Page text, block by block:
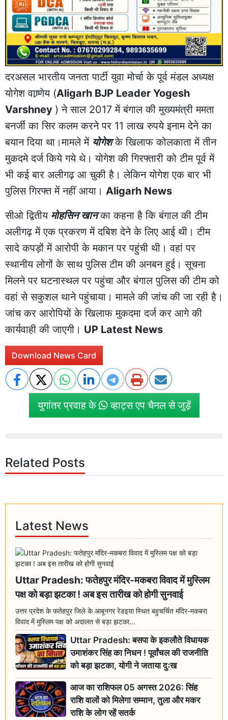
दरअसल भारतीय जनता पार्टी युवा मोर्चा के पूर्व मंडल अध्यक्ष
योगेश वाष्र्णेय (Aligarh BJP Leader Yogesh
Varshney ) ने साल 2017 में बंगाल की मुख्यमंत्री ममता
बनर्जी का सिर कलम करने पर 11 लाख रुपये इनाम देने का
बयान दिया था।मामले में योगेशके खिलाफ कोलकाता में तीन
मुकदमे दर्ज किये गये थे। योगेश की गिरफ्तारी को टीम पूर्व में
भी कई बार अलीगढ़ आ चुकी है। लेकिन योगेश एक बार भी
पुलिस गिरफ्त में नहीं आया। Aligarh News
सीओ द्वितीय मोहसिन खानका कहना है कि बंगाल की टीम
अलीगढ़ में एक प्रकरण में दबिश देने के लिए आई थी। टीम
सादे कपड़ों में आरोपी के मकान पर पहुंची थी। वहां पर
स्थानीय लोगों के साथ पुलिस टीम की अनबन हुई। सूचना
मिलने पर घटनास्थल पर पहुंचा और बंगाल पुलिस की टीम को
वहां से सकुशल थाने पहुंचाया। मामले की जांच की जा रही है।
जांच कर आरोपियों के खिलाफ मुकदमा दर्ज कर आगे की
कार्यवाही की जाएगी। UP Latest News
Download News Card
युगांतर प्रवाह के व्हाट्स एप चैनल से जुड़ें
Related Posts
Latest News
Uttar Pradesh: फतेहपुर मंदिर-मकबरा विवाद में मुस्लिम
पक्ष को बड़ा झटका ! अब इस तारीख को होगी सुनवाई
उत्तर प्रदेश के फतेहपुर जिले के आबूनगर रेडइया स्थित बहुचर्चित मंदिर-मकबरा
विवाद में मुस्लिम पक्ष को अदालत से बड़ा झटका...
Uttar Pradesh: बसपा के इकलौते विधायक
उमाशंकर सिंह का निधन ! पूर्वांचल की राजनीति
को बड़ा झटका, योगी ने जताया दुःख
आज का राशिफल 05 अगस्त 2026: सिंह
राशि वालों को मिलेगा सम्मान, तुला और मकर
राशि के लोग रहें सतर्क